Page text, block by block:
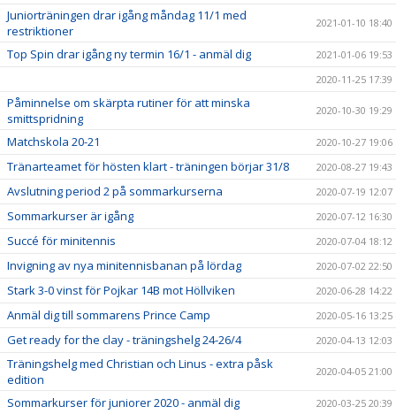
Juniorträningen drar igång måndag 11/1 med
restriktioner
2021-01-10 18:40
Top Spin drar igång ny termin 16/1 - anmäl dig
2021-01-06 19:53
2020-11-25 17:39
Påminnelse om skärpta rutiner för att minska
smittspridning
2020-10-30 19:29
Matchskola 20-21 2020-10-27 19:06
Tränarteamet för hösten klart - träningen börjar 31/8 2020-08-27 19:43
Avslutning period 2 på sommarkurserna 2020-07-19 12:07
Sommarkurser är igång 2020-07-12 16:30
Succé för minitennis 2020-07-04 18:12
Invigning av nya minitennisbanan på lördag 2020-07-02 22:50
Stark 3-0 vinst för Pojkar 14B mot Höllviken 2020-06-28 14:22
Anmäl dig till sommarens Prince Camp 2020-05-16 13:25
Get ready for the clay - träningshelg 24-26/4 2020-04-13 12:03
Träningshelg med Christian och Linus - extra påsk
edition
2020-04-05 21:00
Sommarkurser för juniorer 2020 - anmäl dig 2020-03-25 20:39